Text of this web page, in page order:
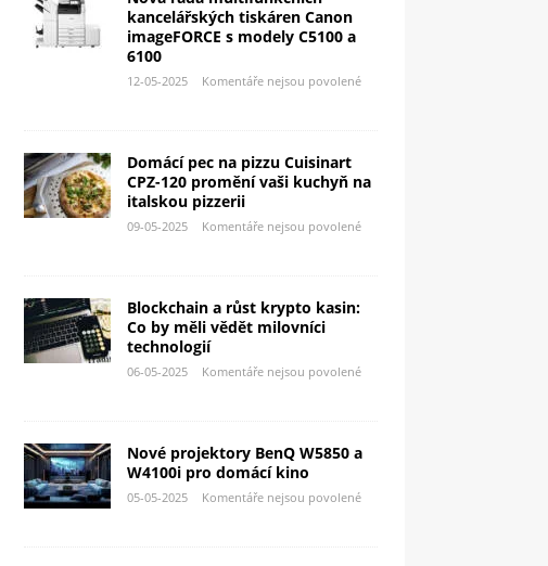
kancelářských tiskáren Canon
imageFORCE s modely C5100 a
6100
12-05-2025 Komentáře nejsou povolené
Domácí pec na pizzu Cuisinart
CPZ-120 promění vaši kuchyň na
italskou pizzerii
09-05-2025 Komentáře nejsou povolené
Blockchain a růst krypto kasin:
Co by měli vědět milovníci
technologií
06-05-2025 Komentáře nejsou povolené
Nové projektory BenQ W5850 a
W4100i pro domácí kino
05-05-2025 Komentáře nejsou povolené